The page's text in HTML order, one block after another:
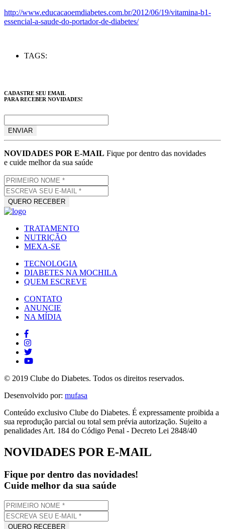
http://www.educacaoemdiabetes.com.br/2012/06/19/vitamina-b1-
essencial-a-saude-do-portador-de-diabetes/
TAGS:
CADASTRE SEU EMAIL
PARA RECEBER NOVIDADES!
NOVIDADES POR E-MAIL Fique por dentro das novidades
e cuide melhor da sua saúde
TRATAMENTO
NUTRIÇÃO
MEXA-SE
TECNOLOGIA
DIABETES NA MOCHILA
QUEM ESCREVE
CONTATO
ANUNCIE
NA MÍDIA
© 2019 Clube do Diabetes. Todos os direitos reservados.
Desenvolvido por: mufasa
Conteúdo exclusivo Clube do Diabetes. É expressamente proibida a
sua reprodução parcial ou total sem prévia autorização. Sujeito a
penalidades Art. 184 do Código Penal - Decreto Lei 2848/40
NOVIDADES POR E-MAIL
Fique por dentro das novidades!
Cuide melhor da sua saúde